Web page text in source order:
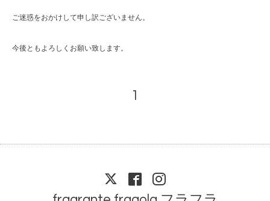
ご迷惑をおかけして申し訳ございません。
今後ともよろしくお願い致します。
1